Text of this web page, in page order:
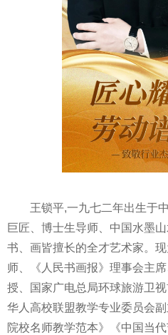
王锁平,一九七二年出生于
巨匠、博士生导师、中国水墨
书、画皆擅长的全才艺术家。
师、《人民书画报》理事会主
授、国家广电总局环球旅游卫
华人高校联盟教学专业委员会
院校名师教学范本》《中国当